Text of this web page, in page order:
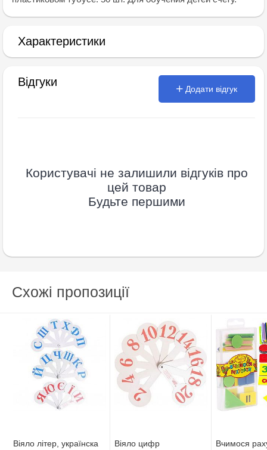
Характеристики
Відгуки
Додати відгук
Користувачі не залишили відгуків про
цей товар
Будьте першими
Схожі пропозиції
Віяло літер, українска
Віяло цифр
Вчимося